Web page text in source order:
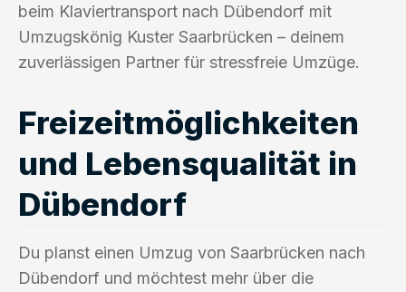
beim Klaviertransport nach Dübendorf mit
Umzugskönig Kuster Saarbrücken – deinem
zuverlässigen Partner für stressfreie Umzüge.
Freizeitmöglichkeiten
und Lebensqualität in
Dübendorf
Du planst einen Umzug von Saarbrücken nach
Dübendorf und möchtest mehr über die